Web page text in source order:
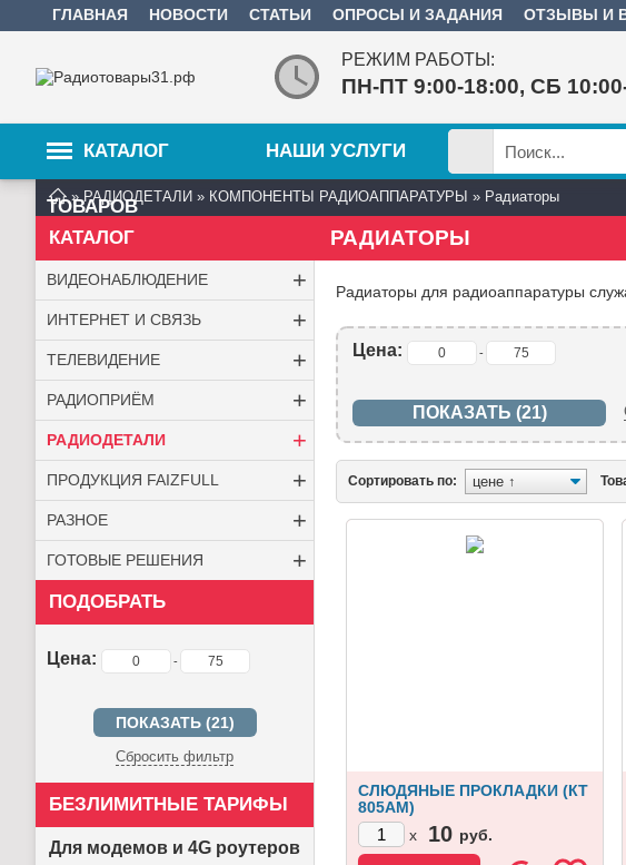
ГЛАВНАЯ НОВОСТИ СТАТЬИ ОПРОСЫ И ЗАДАНИЯ ОТЗЫВЫ И
РЕЖИМ РАБОТЫ:
ПН-ПТ 9:00-18:00, СБ
КАТАЛОГ
ТОВАРОВ
НАШИ УСЛУГИ
»РАДИОДЕТАЛИ » КОМПОНЕНТЫ РАДИОАППАРАТУРЫ » Радиаторы
КАТАЛОГ
ВИДЕОНАБЛЮДЕНИЕ +
ИНТЕРНЕТ И СВЯЗЬ +
ТЕЛЕВИДЕНИЕ +
РАДИОПРИЁМ +
РАДИОДЕТАЛИ +
ПРОДУКЦИЯ FAIZFULL +
РАЗНОЕ +
ГОТОВЫЕ РЕШЕНИЯ +
ПОДОБРАТЬ
Цена: -
Сбросить фильтр
БЕЗЛИМИТНЫЕ ТАРИФЫ
Для модемов и 4G роутеров
РАДИАТОРЫ
Радиаторы для радиоаппаратуры
Цена: -
Сортировать по:
СЛЮДЯНЫЕ ПРОКЛАДКИ (КТ
805АМ)
x
10 руб.